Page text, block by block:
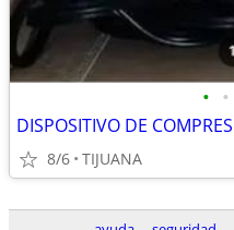
• •
8/6 TIJUANA